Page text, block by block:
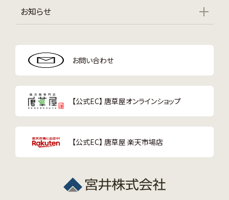
お知らせ
お問い合わせ
【公式EC】 唐草屋オンラインショップ
【公式EC】 唐草屋 楽天市場店